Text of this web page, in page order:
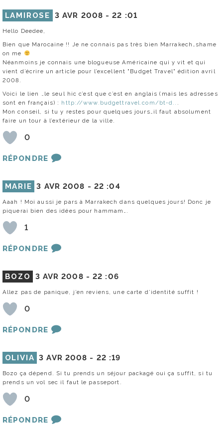
LAMIROSE 3 AVR 2008 -22 :01
Hello Deedee,
Bien que Marocaine !! Je ne connais pas très bien Marrakech…shame
on me
Néanmoins je connais une blogueuse Américaine qui y vit et qui
vient d’écrire un article pour l’excellent "Budget Travel" édition avril
2008.
Voici le lien …le seul hic c’est que c’est en anglais (mais les adresses
sont en français) : http://www.budgettravel.com/bt-d.. .
Mon conseil, si tu y restes pour quelques jours…il faut absolument
faire un tour à l’extérieur de la ville.
0
RÉPONDRE
MARIE 3 AVR 2008 - 22 :04
Aaah ! Moi aussi je pars à Marrakech dans quelques jours! Donc je
piquerai bien des idées pour hammam….
1
RÉPONDRE
BOZO 3 AVR 2008 -22 :06
Allez pas de panique, j’en reviens, une carte d’identité suffit !
0
RÉPONDRE
OLIVIA 3 AVR 2008 - 22 :19
Bozo ça dépend. Si tu prends un séjour packagé oui ça suffit, si tu
prends un vol sec il faut le passeport.
0
RÉPONDRE